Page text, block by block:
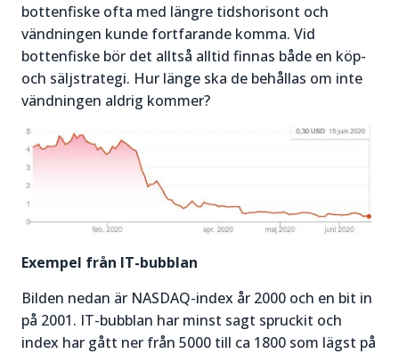
bottenfiske ofta med längre tidshorisont och
vändningen kunde fortfarande komma. Vid
bottenfiske bör det alltså alltid finnas både en köp-
och säljstrategi. Hur länge ska de behållas om inte
vändningen aldrig kommer?
Exempel från IT-bubblan
Bilden nedan är NASDAQ-index år 2000 och en bit in
på 2001. IT-bubblan har minst sagt spruckit och
index har gått ner från 5000 till ca 1800 som lägst på